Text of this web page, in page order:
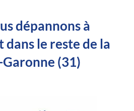
dépannons à
dans le reste de la
(31)